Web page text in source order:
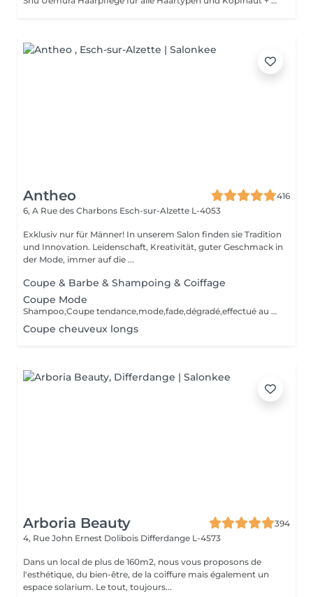
Antheo
416
6, A Rue des Charbons Esch-sur-Alzette L-4053
Exklusiv nur für Männer! In unserem Salon finden sie Tradition
und Innovation. Leidenschaft, Kreativität, guter Geschmack in
der Mode, immer auf die ...
Coupe & Barbe & Shampoing & Coiffage
Coupe Mode
Shampoo,Coupe tendance,mode,fade,dégradé,effectué au ciseaux /tondeuses,Shampoo,Styling,Produits de finition.Les outils sont désinfectés pour chaque service.
Coupe cheuveux longs
Arboria Beauty
394
4, Rue John Ernest Dolibois Differdange L-4573
Dans un local de plus de 160m2, nous vous proposons de
l'esthétique, du bien-être, de la coiffure mais également un
espace solarium. Le tout, toujours...